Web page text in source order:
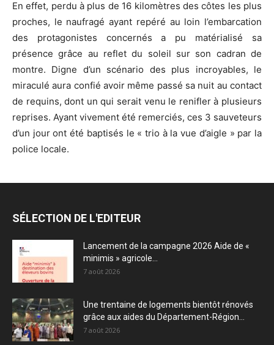
En effet, perdu à plus de 16 kilomètres des côtes les plus
proches, le naufragé ayant repéré au loin l’embarcation
des protagonistes concernés a pu matérialisé sa
présence grâce au reflet du soleil sur son cadran de
montre. Digne d’un scénario des plus incroyables, le
miraculé aura confié avoir même passé sa nuit au contact
de requins, dont un qui serait venu le renifler à plusieurs
reprises. Ayant vivement été remerciés, ces 3 sauveteurs
d’un jour ont été baptisés le « trio à la vue d’aigle » par la
police locale.
SÉLECTION DE L'EDITEUR
Lancement de la campagne 2026 Aide de «
minimis » agricole...
7 août 2026
Une trentaine de logements bientôt rénovés
grâce aux aides du Département-Région...
7 août 2026